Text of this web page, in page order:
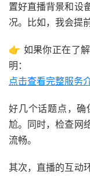
置好直播背景和设
况。比如，我会提
👉 如果你正在了解
明：
点击查看完整服务
好几个话题点，
尬。同时，检查网
流畅。
其次，直播的互动